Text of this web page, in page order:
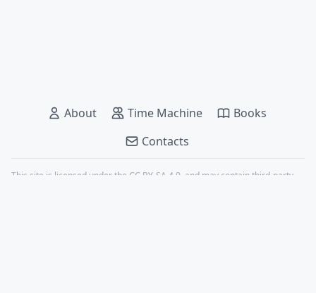
About Time Machine
Books
Contacts
This site is licensed under the CC BY-SA 4.0 , and may contain third-party